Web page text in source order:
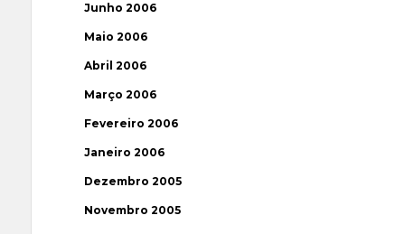
Junho 2006
Maio 2006
Abril 2006
Março 2006
Fevereiro 2006
Janeiro 2006
Dezembro 2005
Novembro 2005